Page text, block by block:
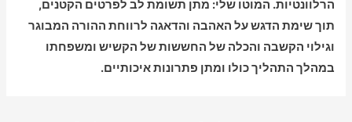
הרלוונטיות. המוטו שלי: מתן תשומת לב לפרטים הקטנים,
תוך שימת הדגש על האהבה והדאגה לרווחת ההורה המבוגר
וגילוי הקשבה והכלה של החששות של הקשיש ומשפחתו
במהלך התהליך כולו ומתן פתרונות איכותיים.